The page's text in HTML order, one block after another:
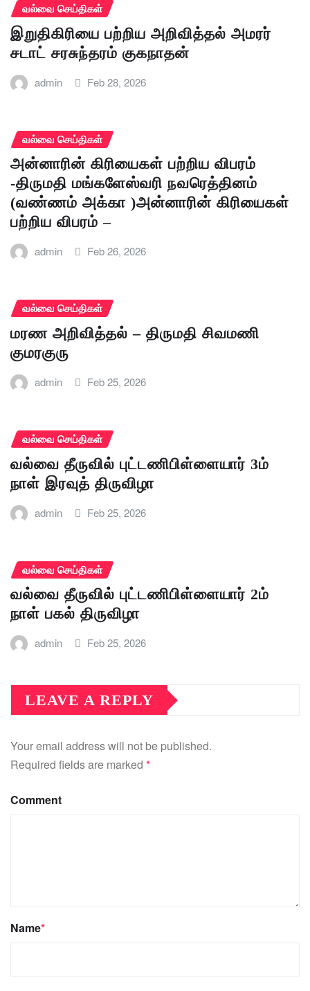
வல்வை செய்திகள்
இறுதிகிரியை பற்றிய அறிவித்தல் அமரர்
சடாட் சரசுந்தரம் குகநாதன்
admin Feb 28, 2026
வல்வை செய்திகள்
அன்னாரின் கிரியைகள் பற்றிய விபரம்
-திருமதி மங்களேஸ்வரி நவரெத்தினம்
(வண்ணம் அக்கா )அன்னாரின் கிரியைகள்
பற்றிய விபரம் –
admin Feb 26, 2026
வல்வை செய்திகள்
மரண அறிவித்தல் – திருமதி சிவமணி
குமரகுரு
admin Feb 25, 2026
வல்வை செய்திகள்
வல்வை தீருவில் புட்டணிபிள்ளையார் 3ம்
நாள் இரவுத் திருவிழா
admin Feb 25, 2026
வல்வை செய்திகள்
வல்வை தீருவில் புட்டணிபிள்ளையார் 2ம்
நாள் பகல் திருவிழா
admin Feb 25, 2026
LEAVE A REPLY
Your email address will not be published.
Required fields are marked *
Comment
Name*